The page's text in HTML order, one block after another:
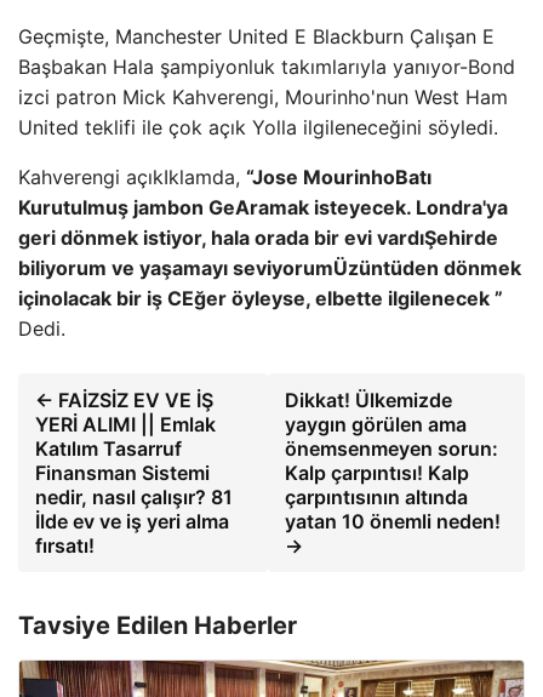
Geçmişte, Manchester United E Blackburn Çalışan E
Başbakan Hala şampiyonluk takımlarıyla yanıyor-Bond
izci patron Mick Kahverengi, Mourinho'nun West Ham
United teklifi ile çok açık Yolla ilgileneceğini söyledi.
Kahverengi açıkIklamda, “Jose MourinhoBatı
Kurutulmuş jambon GeAramak isteyecek. Londra'ya
geri dönmek istiyor, hala orada bir evi vardıŞehirde
biliyorum ve yaşamayı seviyorumÜzüntüden dönmek
içinolacak bir iş CEğer öyleyse, elbette ilgilenecek ”
Dedi.
← FAİZSİZ EV VE İŞ
YERİ ALIMI || Emlak
Katılım Tasarruf
Finansman Sistemi
nedir, nasıl çalışır? 81
İlde ev ve iş yeri alma
fırsatı!
Dikkat! Ülkemizde
yaygın görülen ama
önemsenmeyen sorun:
Kalp çarpıntısı! Kalp
çarpıntısının altında
yatan 10 önemli neden!
→
Tavsiye Edilen Haberler